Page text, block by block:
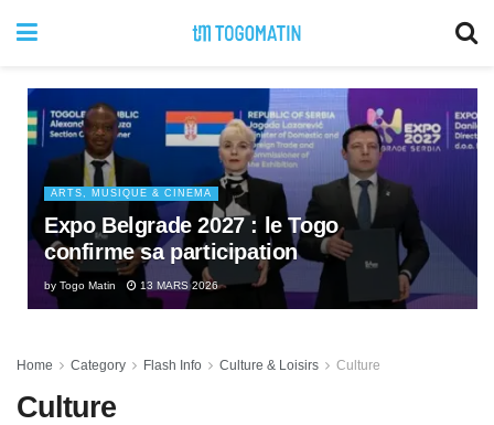
ARTS, MUSIQUE & CINEMA
Expo Belgrade 2027 : le Togo
confirme sa participation
by Togo Matin 13 MARS 2026
Home Category Flash Info Culture & Loisirs Culture
Culture